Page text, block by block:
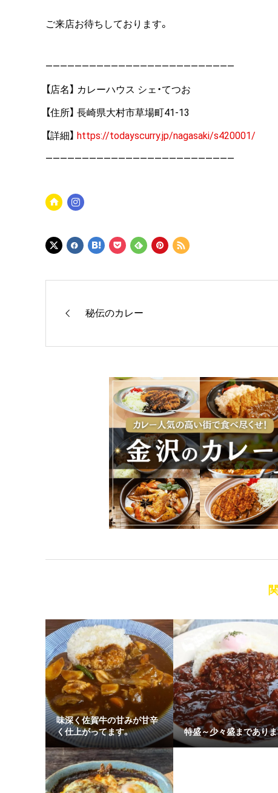
ご来店お待ちしております。
——————————————————————————
【店名】 カレーハウス シェ・てつお
【住所】 長崎県大村市草場町41-13
【詳細】 https://todayscurry.jp/nagasaki/s420001/
——————————————————————————
秘伝のカレー
味深く佐賀牛の甘みが甘辛
く仕上がってます。
特盛～少々盛まであり